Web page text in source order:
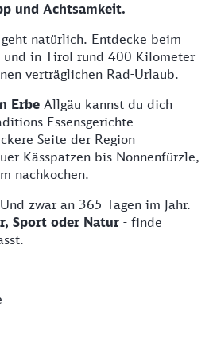
und Achtsamkeit.
natürlich. Entdecke beim
und in Tirol rund 400 Kilometer
verträglichen Rad-Urlaub.
Erbe Allgäu kannst du dich
Essensgerichte
Seite der Region
Kässpatzen bis Nonnenfürzle,
nachkochen.
zwar an 365 Tagen im Jahr.
Sport oder Natur - finde